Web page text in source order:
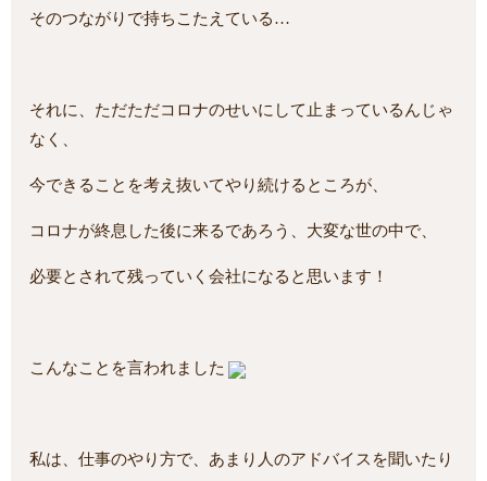
そのつながりで持ちこたえている…
それに、ただただコロナのせいにして止まっているんじゃ
なく、
今できることを考え抜いてやり続けるところが、
コロナが終息した後に来るであろう、大変な世の中で、
必要とされて残っていく会社になると思います！
こんなことを言われました
私は、仕事のやり方で、あまり人のアドバイスを聞いたり